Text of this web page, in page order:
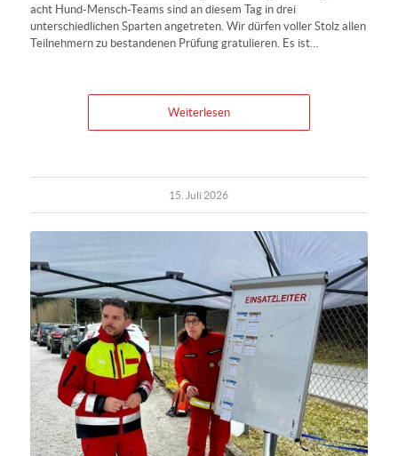
acht Hund-Mensch-Teams sind an diesem Tag in drei
unterschiedlichen Sparten angetreten. Wir dürfen voller Stolz allen
Teilnehmern zu bestandenen Prüfung gratulieren. Es ist…
Weiterlesen
15. Juli 2026